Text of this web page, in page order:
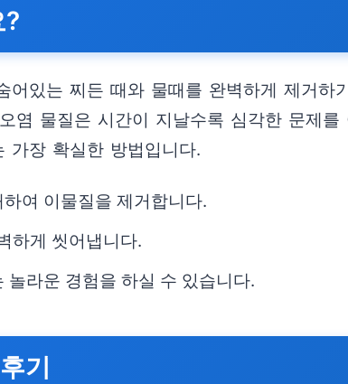
있는 찌든 때와 물때를 완벽하게 제거하
염 물질은 시간이 지날수록 심각한 문제
가장 확실한 방법입니다.
여 이물질을 제거합니다.
하게 씻어냅니다.
라운 경험을 하실 수 있습니다.
기